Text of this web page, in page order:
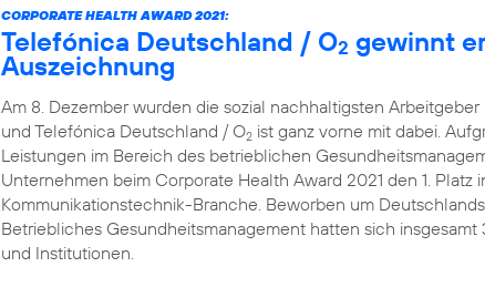
CORPORATE HEALTH AWARD 2021:
Telefónica Deutschland / O2 gewinnt
Auszeichnung
Am 8. Dezember wurden die sozial nachhaltigsten
und Telefónica Deutschland / O2 ist ganz vorne mit dabei.
Leistungen im Bereich des betrieblichen
Unternehmen beim Corporate Health Award 2021 den 1. Platz
Kommunikationstechnik-Branche. Beworben um
Betriebliches Gesundheitsmanagement hatten sich
und Institutionen.